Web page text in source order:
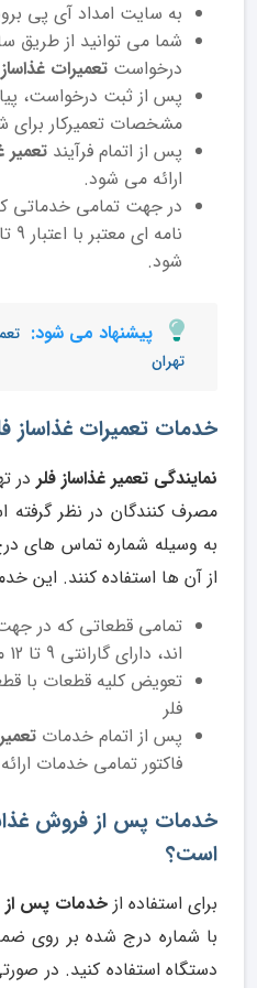
به سایت امداد آی پی
شما می توانید از طریق
درخواست تعمیرات
پس از ثبت درخواست،
مشخصات تعمیرکار برای
پس از اتمام فرآیند تعمیر
ارائه می شود.
در جهت تمامی خدماتی
شود.
پیشنهاد می شود:
تهران
خدمات تعمیرات غذاساز
نمایندگی تعمیر غذاساز فلر در
مصرف کنندگان در نظر
به وسیله شماره تماس های
از آن ها استفاده کنند. این
تمامی قطعاتی که در
اند، دارای گارانتی 9 تا 12 ماهه می باشند.
تعویض کلیه قطعات با
فلر
پس از اتمام خدمات
فاکتور تمامی خدمات
خدمات پس از فروش
است؟
برای استفاده ازخدمات پس از
با شماره درج شده بر روی
دستگاه استفاده کنید. در